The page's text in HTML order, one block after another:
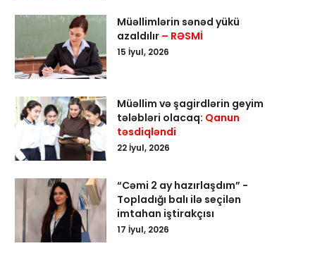
Müəllimlərin sənəd yükü
azaldılır – RƏSMİ
15 İyul, 2026
Müəllim və şagirdlərin geyim
tələbləri olacaq: Qanun
təsdiqləndi
22 İyul, 2026
“Cəmi 2 ay hazırlaşdım” -
Topladığı balı ilə seçilən
imtahan iştirakçısı
17 İyul, 2026